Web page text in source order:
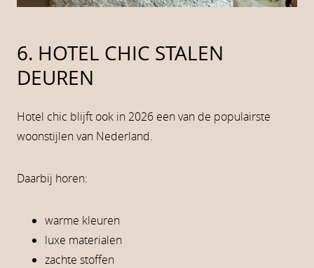
6. HOTEL CHIC STALEN
DEUREN
Hotel chic blijft ook in 2026 een van de populairste
woonstijlen van Nederland.
Daarbij horen:
warme kleuren
luxe materialen
zachte stoffen